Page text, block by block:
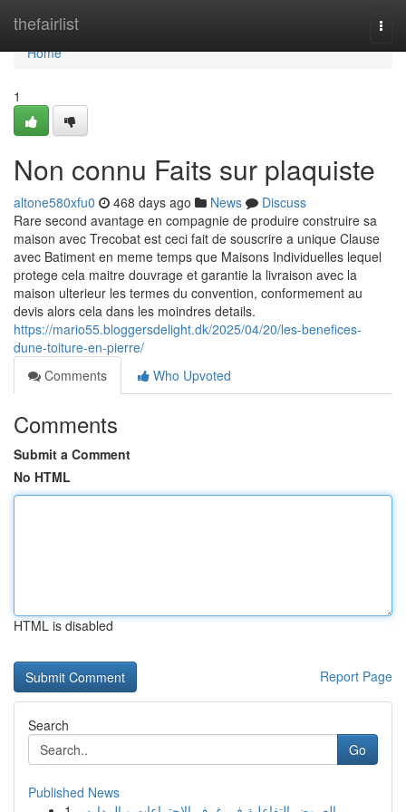
thefairlist
Home
Home
1
Non connu Faits sur plaquiste
altone580xfu0 468 days ago News
Discuss
Rare second avantage en compagnie de produire construire sa
maison avec Trecobat est ceci fait de souscrire a unique Clause
avec Batiment en meme temps que Maisons Individuelles lequel
protege cela maitre douvrage et garantie la livraison avec la
maison ulterieur les termes du convention, conformement au
devis alors cela dans les moindres details.
https://mario55.bloggersdelight.dk/2025/04/20/les-benefices-
dune-toiture-en-pierre/
Comments
Who Upvoted
Comments
Submit a Comment
No HTML
HTML is disabled
Report Page
Search
Go
Published News